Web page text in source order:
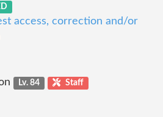
access, correction and/or
Lv. 84 Staff